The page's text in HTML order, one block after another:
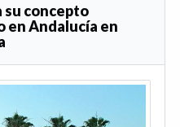
su concepto
en Andalucía en